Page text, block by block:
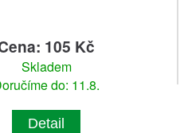
105 Kč
Skladem
do: 11.8.
Detail